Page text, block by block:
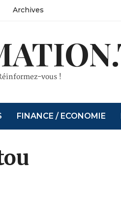
Archives
vous !
FINANCE / ECONOMIE